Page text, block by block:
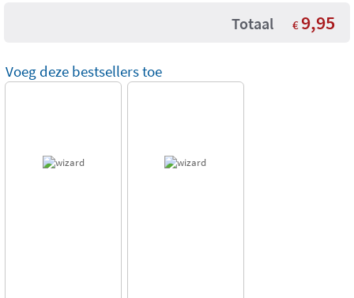
Totaal € 9,95
Voeg deze bestsellers toe